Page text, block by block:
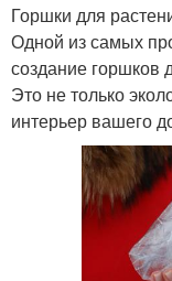
Горшки для
Одной из самых
создание горшков
Это не только
интерьер вашего